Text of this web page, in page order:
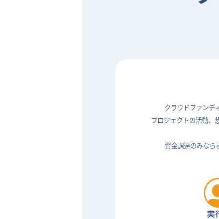
クラウドファンデ
プロジェクトの活動、
資金調達のみなら